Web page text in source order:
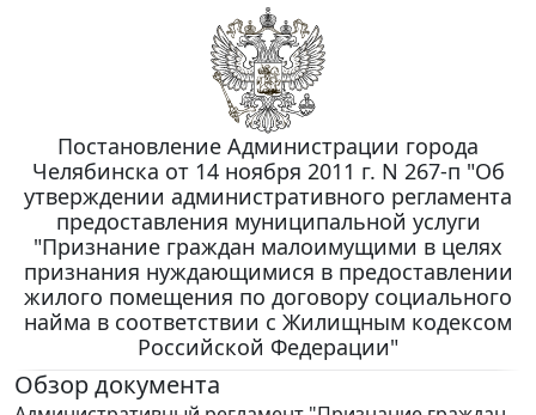
Постановление Администрации города
Челябинска от 14 ноября 2011 г. N 267-п "Об
утверждении административного регламента
предоставления муниципальной услуги
"Признание граждан малоимущими в целях
признания нуждающимися в предоставлении
жилого помещения по договору социального
найма в соответствии с Жилищным кодексом
Российской Федерации"
Обзор документа